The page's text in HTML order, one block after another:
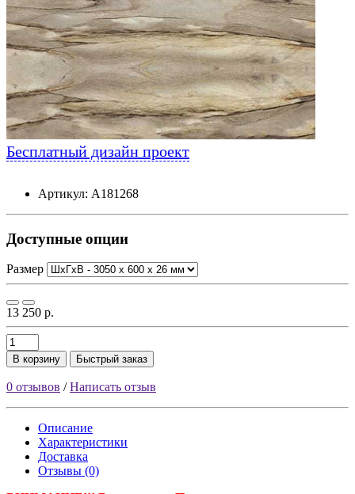
Бесплатный дизайн проект
Артикул: А181268
Доступные опции
Размер
13 250 р.
В корзину Быстрый заказ
0 отзывов /Написать отзыв
Описание
Характеристики
Доставка
Отзывы (0)